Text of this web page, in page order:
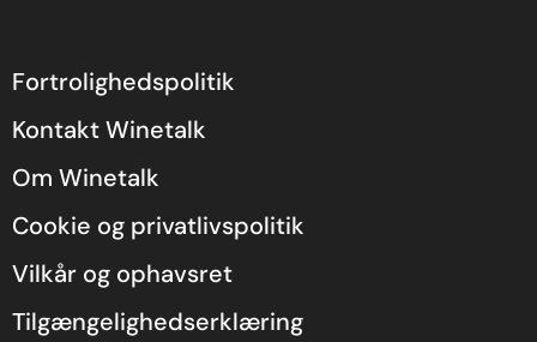
Fortrolighedspolitik
Kontakt Winetalk
Om Winetalk
Cookie og privatlivspolitik
Vilkår og ophavsret
Tilgængelighedserklæring